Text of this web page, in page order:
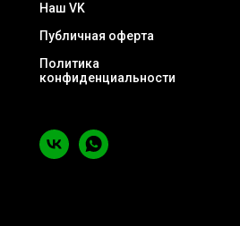
Наш VK
Публичная оферта
Политика
конфиденциальности